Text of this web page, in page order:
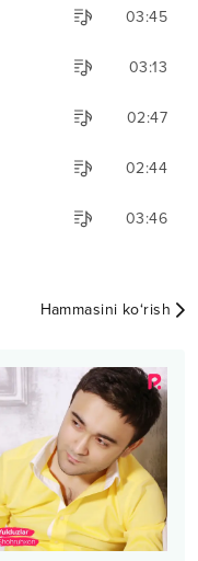
03:45
03:13
02:47
02:44
03:46
Hammasini ko‘rish